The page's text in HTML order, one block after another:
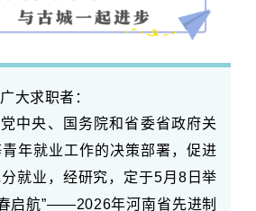
大求职者：
中央、国务院和省委省政府关
年就业工作的决策部署，促进
就业，经研究，定于5月8日举
启航”——2026年河南省先进制